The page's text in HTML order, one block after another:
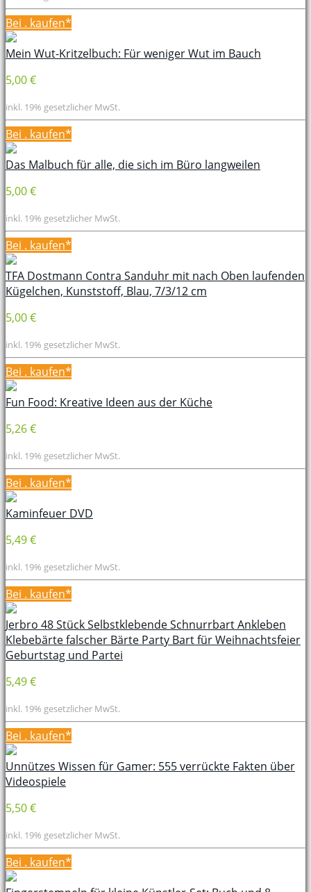
Bei . kaufen*
Mein Wut-Kritzelbuch: Für weniger Wut im Bauch
5,00 €
inkl. 19% gesetzlicher MwSt.
Bei . kaufen*
Das Malbuch für alle, die sich im Büro langweilen
5,00 €
inkl. 19% gesetzlicher MwSt.
Bei . kaufen*
TFA Dostmann Contra Sanduhr mit nach Oben laufenden
Kügelchen, Kunststoff, Blau, 7/3/12 cm
5,00 €
inkl. 19% gesetzlicher MwSt.
Bei . kaufen*
Fun Food: Kreative Ideen aus der Küche
5,26 €
inkl. 19% gesetzlicher MwSt.
Bei . kaufen*
Kaminfeuer DVD
5,49 €
inkl. 19% gesetzlicher MwSt.
Bei . kaufen*
Jerbro 48 Stück Selbstklebende Schnurrbart Ankleben
Klebebärte falscher Bärte Party Bart für Weihnachtsfeier
Geburtstag und Partei
5,49 €
inkl. 19% gesetzlicher MwSt.
Bei . kaufen*
Unnützes Wissen für Gamer: 555 verrückte Fakten über
Videospiele
5,50 €
inkl. 19% gesetzlicher MwSt.
Bei . kaufen*